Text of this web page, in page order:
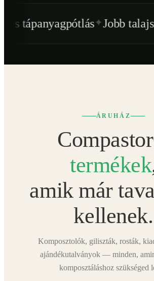
✦Jobb talajszerkezet ✦
ÁRUHÁZ
termékek
amik már
kellenek.
Komposztolók, giliszták, rosták,
ajándékutalványok — minden,
komposztáláshoz szükséged